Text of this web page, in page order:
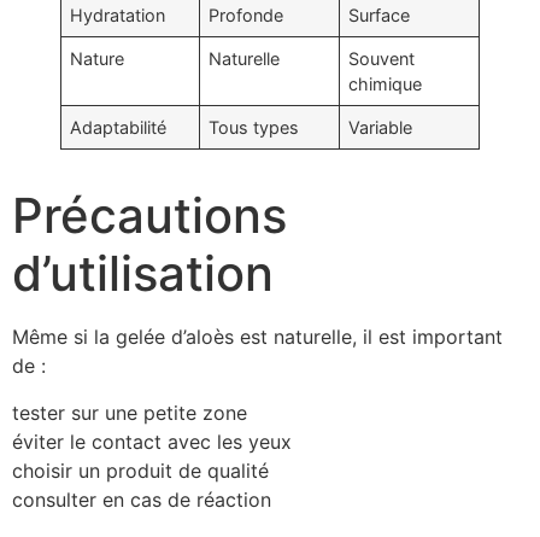
Hydratation Profonde Surface
Nature Naturelle
Souvent
chimique
Adaptabilité Tous types Variable
Précautions
d’utilisation
Même si la gelée d’aloès est naturelle, il est important
de :
tester sur une petite zone
éviter le contact avec les yeux
choisir un produit de qualité
consulter en cas de réaction